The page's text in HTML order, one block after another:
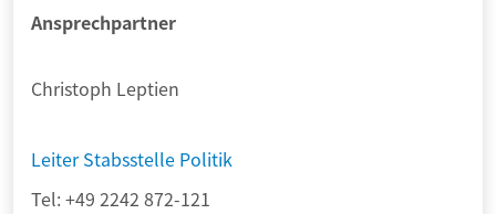
Ansprechpartner
Christoph Leptien
Leiter Stabsstelle Politik
Tel: +49 2242 872-121